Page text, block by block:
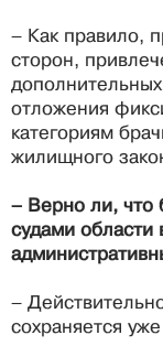
– Как правило,
сторон,
отложения
категориям
жилищного
– Верно ли, что
судами области
–
сохраняется